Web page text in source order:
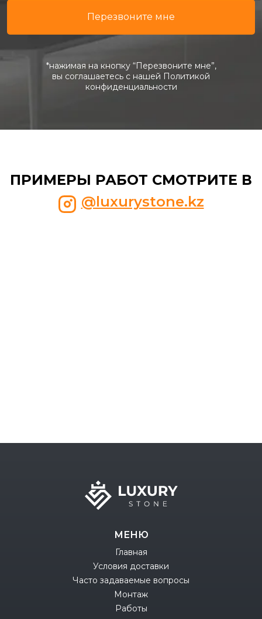
*нажимая на кнопку “Перезвоните мне”,
вы соглашаетесь с нашей Политикой
конфиденциальности
ПРИМЕРЫ РАБОТ СМОТРИТЕ В
@luxurystone.kz
МЕНЮ
Главная
Условия доставки
Часто задаваемые вопросы
Монтаж
Работы